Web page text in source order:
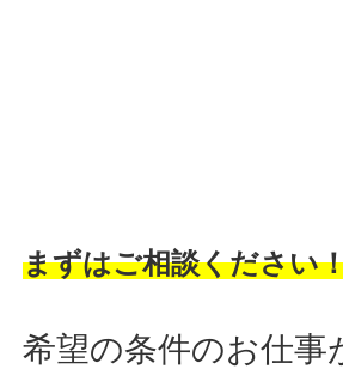
まずはご相談ください
希望の条件のお仕